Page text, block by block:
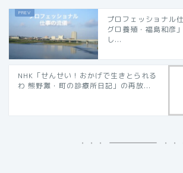
プロフェッショナル
グロ養殖・福島和彦
し...
NHK「せんせい！おかげで生きとられる
わ 熊野灘・町の診療所日記」の再放...